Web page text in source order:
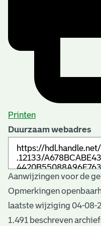
Printen
Duurzaam webadres
Aanwijzingen voor de
Opmerkingen
laatste wijziging 04-08-
1.491 beschreven